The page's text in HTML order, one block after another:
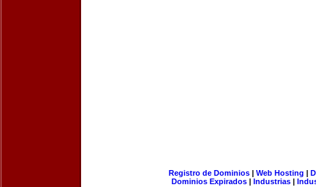
Registro de Dominios| Web Hosting |
Dominios Expirados | Industrias |